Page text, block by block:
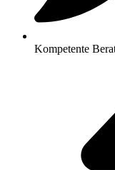
Kompetente